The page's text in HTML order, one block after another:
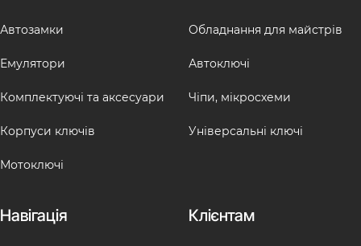
Автозамки
Емулятори
Комплектуючі та аксесуари
Корпуси ключів
Мотоключі
Обладнання для майстрів
Автоключі
Чіпи, мікросхеми
Універсальні ключі
Навігація Клієнтам